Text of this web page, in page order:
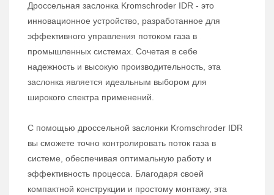
Дроссельная заслонка Kromschroder IDR - это
инновационное устройство, разработанное для
эффективного управления потоком газа в
промышленных системах. Сочетая в себе
надежность и высокую производительность, эта
заслонка является идеальным выбором для
широкого спектра применений.
С помощью дроссельной заслонки Kromschroder IDR
вы сможете точно контролировать поток газа в
системе, обеспечивая оптимальную работу и
эффективность процесса. Благодаря своей
компактной конструкции и простому монтажу, эта